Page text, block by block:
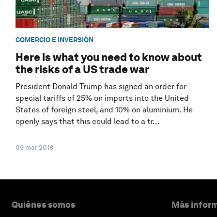
COMERCIO E INVERSIÓN
Here is what you need to know about
the risks of a US trade war
President Donald Trump has signed an order for
special tariffs of 25% on imports into the United
States of foreign steel, and 10% on aluminium. He
openly says that this could lead to a tr...
09 mar 2018
Quiénes somos Más